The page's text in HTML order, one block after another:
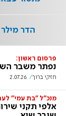
פרסום ראשון:
נפתר משבר
חזקי ברוך 2.07.26
מנכ"ל "בת עמי"
אלפי תקני
הדר מילר